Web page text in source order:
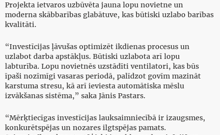
Projekta ietvaros uzbūvēta jauna lopu novietne un
moderna skābbarības glabātuve, kas būtiski uzlabo barības
kvalitāti.
“Investīcijas ļāvušas optimizēt ikdienas procesus un
uzlabot darba apstākļus. Būtiski uzlabota arī lopu
labturība. Lopu novietnēs uzstādīti ventilatori, kas būs
īpaši nozīmīgi vasaras periodā, palīdzot govīm mazināt
karstuma stresu, kā arī ieviesta automātiska mēslu
izvākšanas sistēma,” saka Jānis Pastars.
“Mērķtiecīgas investīcijas lauksaimniecībā ir izaugsmes,
konkurētspējas un nozares ilgtspējas pamats.